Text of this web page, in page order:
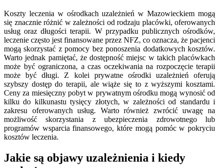
Koszty leczenia w ośrodkach uzależnień w Mazowieckiem mogą
się znacznie różnić w zależności od rodzaju placówki, oferowanych
usług oraz długości terapii. W przypadku publicznych ośrodków,
leczenie często jest finansowane przez NFZ, co oznacza, że pacjenci
mogą skorzystać z pomocy bez ponoszenia dodatkowych kosztów.
Warto jednak pamiętać, że dostępność miejsc w takich placówkach
może być ograniczona, a czas oczekiwania na rozpoczęcie terapii
może być długi. Z kolei prywatne ośrodki uzależnień oferują
szybszy dostęp do terapii, ale wiąże się to z wyższymi kosztami.
Ceny za miesięczny pobyt w prywatnym ośrodku mogą wynosić od
kilku do kilkunastu tysięcy złotych, w zależności od standardu i
zakresu oferowanych usług. Warto również zwrócić uwagę na
możliwość skorzystania z ubezpieczenia zdrowotnego lub
programów wsparcia finansowego, które mogą pomóc w pokryciu
kosztów leczenia.
Jakie są objawy uzależnienia i kiedy